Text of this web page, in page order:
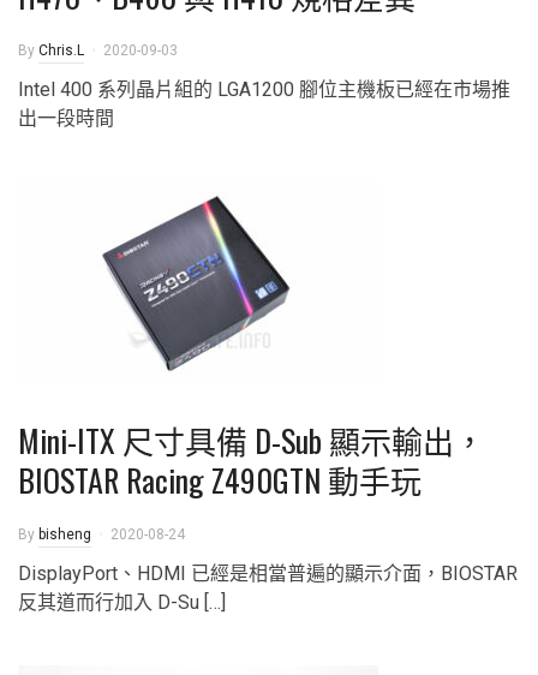
By Chris.L 2020-09-03
Intel 400 系列晶片組的 LGA1200 腳位主機板已經在市場推
出一段時間
Mini-ITX 尺寸具備 D-Sub 顯示輸出，
BIOSTAR Racing Z490GTN 動手玩
By bisheng 2020-08-24
DisplayPort、HDMI 已經是相當普遍的顯示介面，BIOSTAR
反其道而行加入 D-Su […]